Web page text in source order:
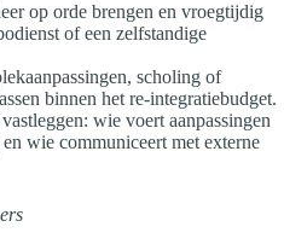
op orde brengen en vroegtijdig
of een zelfstandige
scholing of
binnen het re-integratiebudget.
wie voert aanpassingen
wie communiceert met externe